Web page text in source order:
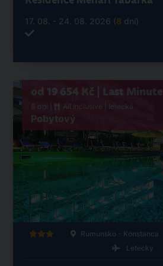
17. 08. - 24. 08. 2026 (8 dní)
od 19 654 Kč | Last Minute
8 dní | All Inclusive | letecká
Pobytový
Rumunsko - Konstanca
Letecky